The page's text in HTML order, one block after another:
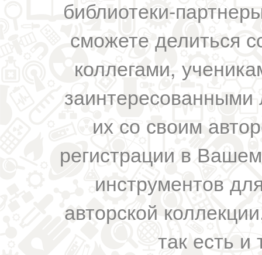
библиотеки-
сможете делиться
коллегами,
их со своим
регистрации в
инструментов
авторской
так есть и